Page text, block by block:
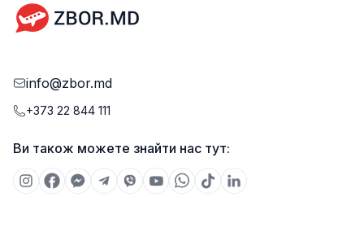
info@zbor.md
+373 22 844 111
Ви також можете знайти нас тут: